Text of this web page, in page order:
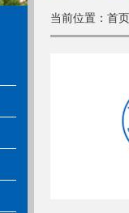
当前位置： 首页